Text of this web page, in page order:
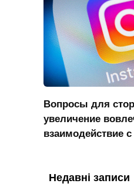
Вопросы для
увеличение
взаимодействие
Недавні записи